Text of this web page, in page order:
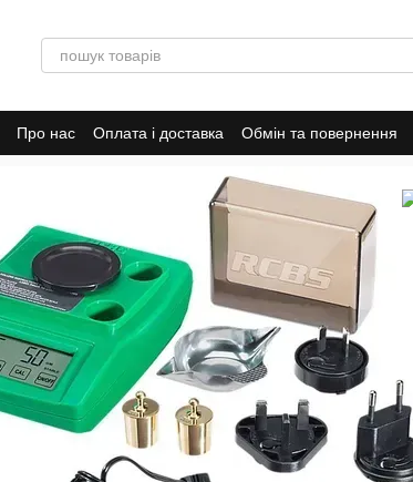
Про нас Оплата і доставка Обмін та повернення